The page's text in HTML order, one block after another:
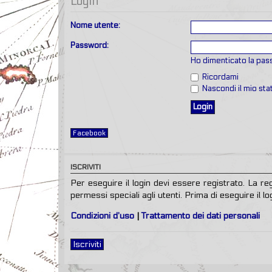
Nome utente:
Password:
Ho dimenticato la
Ricordami
Nascondi il mio
Facebook
ISCRIVITI
Per eseguire il login devi essere registrato. La
permessi speciali agli utenti. Prima di eseguire il
Condizioni d’uso |Trattamento dei dati personali
Iscriviti